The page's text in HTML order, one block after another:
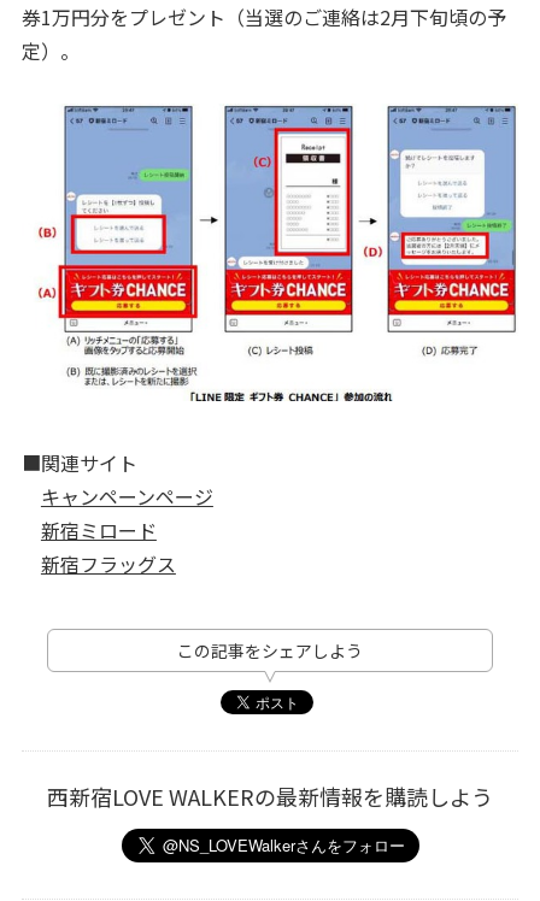
券1万円分をプレゼント（当選のご連絡は2月下旬頃の予
定）。
■関連サイト
キャンペーンページ
新宿ミロード
新宿フラッグス
この記事をシェアしよう
西新宿LOVE WALKERの最新情報を購読しよう